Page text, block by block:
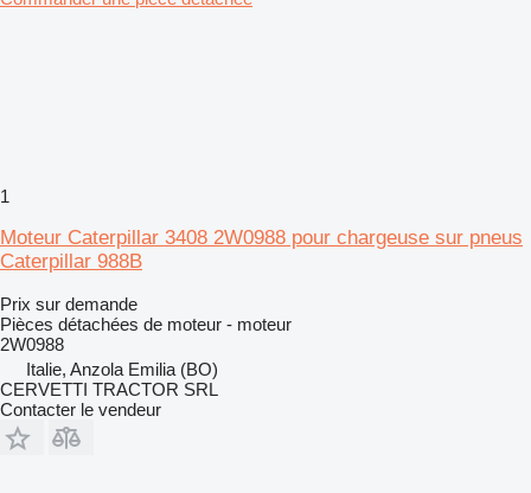
1
Moteur Caterpillar 3408 2W0988 pour chargeuse sur pneus
Caterpillar 988B
Prix sur demande
Pièces détachées de moteur - moteur
2W0988
Italie, Anzola Emilia (BO)
CERVETTI TRACTOR SRL
Contacter le vendeur